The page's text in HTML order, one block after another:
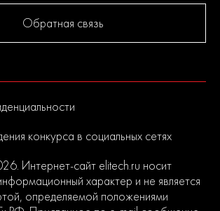
Обратная связь
конкурса в социальных сетях
Интернет-сайт elitech.ru носит
характер и не является
определяемой положениями